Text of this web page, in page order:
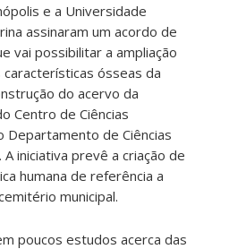
e a Universidade
assinaram um acordo de
vai possibilitar a ampliação
ósseas da
do acervo da
Centro de Ciências
Departamento de Ciências
A iniciativa prevê a criação de
humana de referência a
municipal.
poucos estudos acerca das